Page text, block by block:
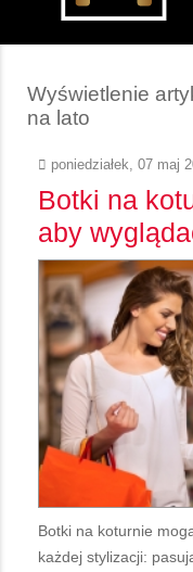
Wyświetlenie
na lato
poniedziałek, 07 maj
Botki na
aby
Botki na koturnie
każdej stylizacji: